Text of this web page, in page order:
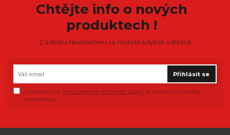
Chtějte info o nových
produktech !
Z odběru Newsletteru se můžete kdykoli odhlásit
Přihlásit se
Souhlasím se zpracováním osobních údajů za účelem rozesílky
newsletteru.